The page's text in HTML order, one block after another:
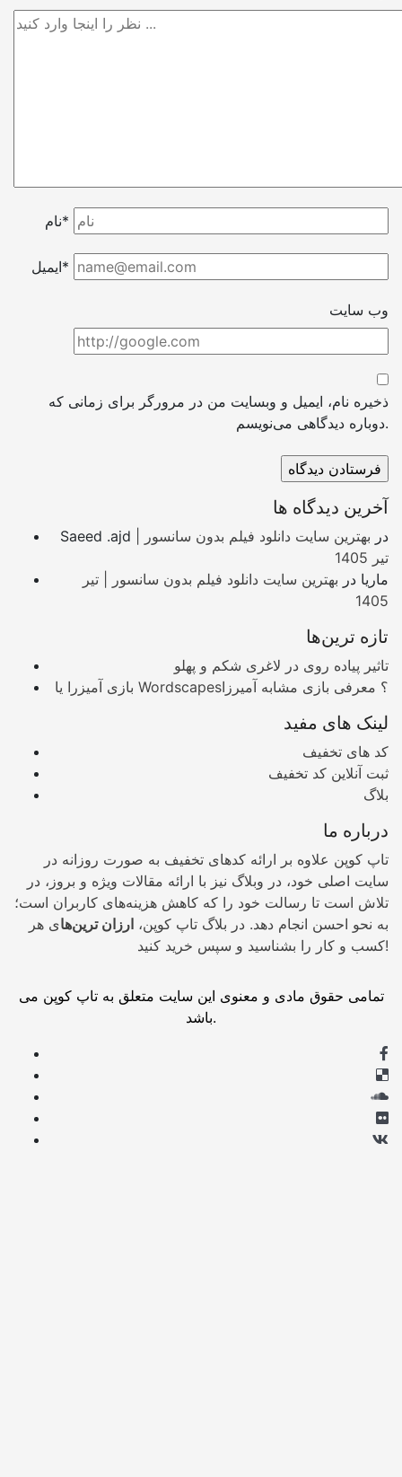
نام*
ایمیل*
وب سایت
ذخیره نام، ایمیل و وبسایت من در مرورگر برای زمانی که
دوباره دیدگاهی می‌نویسم.
آخرین دیدگاه ها
Saeed .ajd در بهترین سایت دانلود فیلم بدون سانسور |
تیر 1405
ماریا در بهترین سایت دانلود فیلم بدون سانسور | تیر
1405
تازه ترین‌ها
تاثیر پیاده روی در لاغری شکم و پهلو
بازی آمیزرا یا Wordscapes؟ معرفی بازی مشابه آمیرزا
لینک های مفید
کد های تخفیف
ثبت آنلاین کد تخفیف
بلاگ
درباره ما
تاپ کوپن علاوه بر ارائه کدهای تخفیف به صورت روزانه در
سایت اصلی خود، در وبلاگ نیز با ارائه مقالات ویژه و بروز، در
تلاش است تا رسالت خود را که کاهش هزینه‌های کاربران است؛
به نحو احسن انجام دهد. در بلاگ تاپ کوپن، ارزان ترین‌های هر
کسب و کار را بشناسید و سپس خرید کنید!
تمامی حقوق مادی و معنوی این سایت متعلق به تاپ کوپن می
باشد.